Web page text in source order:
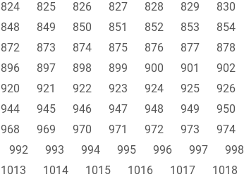
824 825 826 827 828 829 830
848 849 850 851 852 853 854
872 873 874 875 876 877 878
896 897 898 899 900 901 902
920 921 922 923 924 925 926
944 945 946 947 948 949 950
968 969 970 971 972 973 974
992 993 994 995 996 997 998
1013 1014 1015 1016 1017 1018